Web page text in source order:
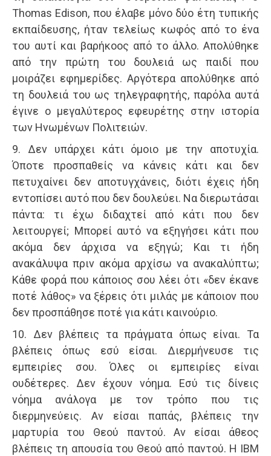
Thomas Edison, που έλαβε μόνο δύο έτη τυπικής
εκπαίδευσης, ήταν τελείως κωφός από το ένα
του αυτί και βαρήκοος από το άλλο. Απολύθηκε
από την πρώτη του δουλειά ως παιδί που
μοιράζει εφημερίδες. Αργότερα απολύθηκε από
τη δουλειά του ως τηλεγραφητής, παρόλα αυτά
έγινε ο μεγαλύτερος εφευρέτης στην ιστορία
των Ηνωμένων Πολιτειών.
9. Δεν υπάρχει κάτι όμοιο με την αποτυχία.
Όποτε προσπαθείς να κάνεις κάτι και δεν
πετυχαίνει δεν αποτυγχάνεις, διότι έχεις ήδη
εντοπίσει αυτό που δεν δουλεύει. Να διερωτάσαι
πάντα: τι έχω διδαχτεί από κάτι που δεν
λειτουργεί; Μπορεί αυτό να εξηγήσει κάτι που
ακόμα δεν άρχισα να εξηγώ; Και τι ήδη
ανακάλυψα πριν ακόμα αρχίσω να ανακαλύπτω;
Κάθε φορά που κάποιος σου λέει ότι «δεν έκανε
ποτέ λάθος» να ξέρεις ότι μιλάς με κάποιον που
δεν προσπάθησε ποτέ για κάτι καινούριο.
10. Δεν βλέπεις τα πράγματα όπως είναι. Τα
βλέπεις όπως εσύ είσαι. Διερμήνευσε τις
εμπειρίες σου. Όλες οι εμπειρίες είναι
ουδέτερες. Δεν έχουν νόημα. Εσύ τις δίνεις
νόημα ανάλογα με τον τρόπο που τις
διερμηνεύεις. Αν είσαι παπάς, βλέπεις την
μαρτυρία του Θεού παντού. Αν είσαι άθεος
βλέπεις τη απουσία του Θεού από παντού. Η ΙΒΜ